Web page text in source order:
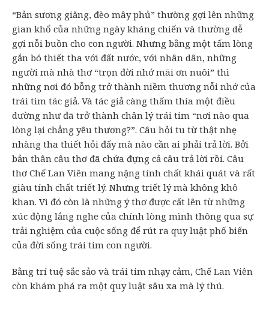
“Bản sương giăng, đèo mây phủ” thường gợi lên những
gian khổ của những ngày kháng chiến và thường dễ
gợi nỗi buồn cho con người. Nhưng bằng một tấm lòng
gắn bó thiết tha với đất nước, với nhân dân, những
người mà nhà thơ “trọn đời nhớ mãi ơn nuôi” thì
những nơi đó bỗng trở thành niềm thương nỗi nhớ của
trái tim tác giả. Và tác giả càng thấm thía một điều
dường như đã trở thành chân lý trái tim “nơi nào qua
lòng lại chẳng yêu thương?”. Câu hỏi tu từ thật nhẹ
nhàng tha thiết hỏi đấy mà nào cần ai phải trả lời. Bởi
bản thân câu thơ đã chứa đựng cả câu trả lời rồi. Câu
thơ Chế Lan Viên mang nặng tính chất khái quát và rất
giàu tính chất triết lý. Nhưng triết lý mà không khô
khan. Vì đó còn là những ý thơ được cất lên từ những
xúc động lắng nghe của chính lòng mình thông qua sự
trải nghiệm của cuộc sống để rút ra quy luật phố biến
của đời sống trái tim con người.
Bằng trí tuệ sắc sảo và trái tim nhạy cảm, Chế Lan Viên
còn khám phá ra một quy luật sâu xa mà lý thú.